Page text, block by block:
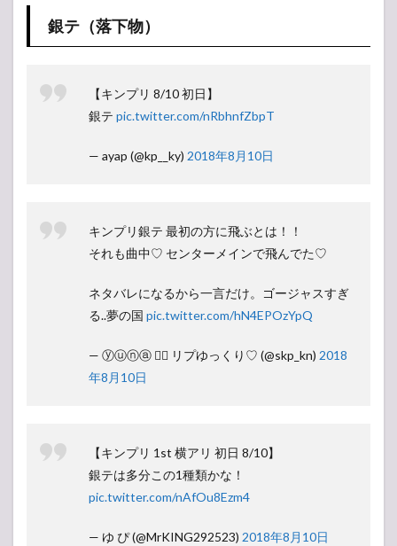
銀テ（落下物）
【キンプリ 8/10 初日】
銀テ pic.twitter.com/nRbhnfZbpT
— ayap (@kp__ky) 2018年8月10日
キンプリ銀テ 最初の方に飛ぶとは！！
それも曲中♡ センターメインで飛んでた♡
ネタバレになるから一言だけ。ゴージャスすぎ
る..夢の国 pic.twitter.com/hN4EPOzYpQ
— ⓨⓤⓝⓐ ♡⃝‎ リプゆっくり♡ (@skp_kn) 2018
年8月10日
【キンプリ 1st 横アリ 初日 8/10】
銀テは多分この1種類かな！
pic.twitter.com/nAfOu8Ezm4
— ゆ ぴ (@MrKING292523) 2018年8月10日